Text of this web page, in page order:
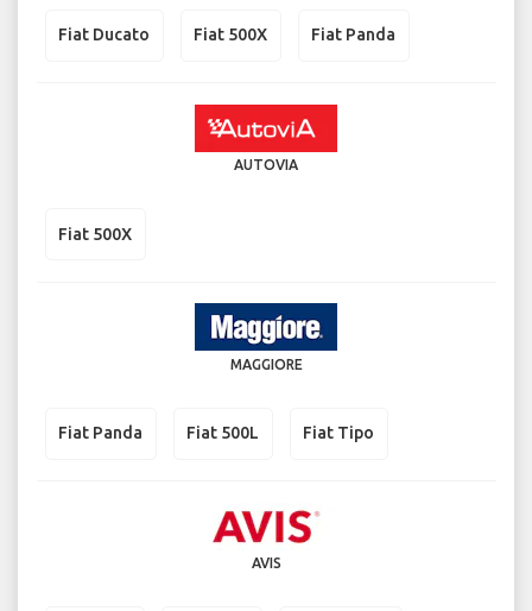
Fiat Ducato Fiat 500X Fiat Panda
AUTOVIA
Fiat 500X
MAGGIORE
Fiat Panda Fiat 500L Fiat Tipo
AVIS